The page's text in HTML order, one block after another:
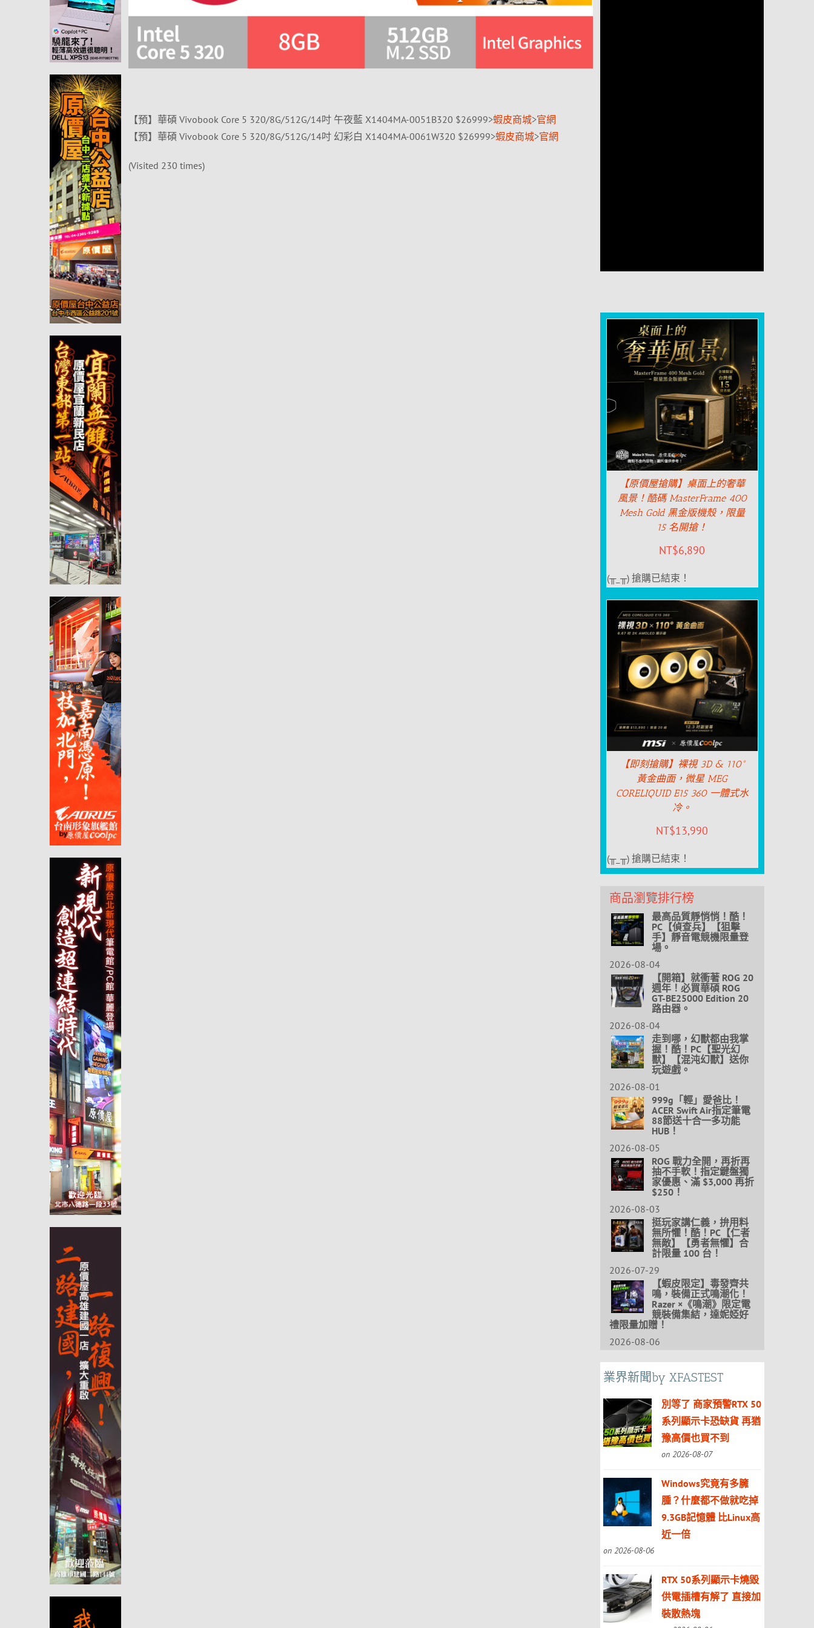
【預】華碩 Vivobook Core 5 320/8G/512G/14吋 午夜藍 X1404MA-0051B320 $26999>蝦皮商城>官網
【預】華碩 Vivobook Core 5 320/8G/512G/14吋 幻彩白 X1404MA-0061W320 $26999>蝦皮商城>官網
(Visited 230 times)
【原價屋搶購】桌面上的奢華
風景！酷碼 MasterFrame 400
Mesh Gold 黑金版機殼，限量
15 名開搶！
NT$6,890
(╥_╥) 搶購已結束！
【即刻搶購】裸視 3D & 110°
黃金曲面，微星 MEG
CORELIQUID E15 360 一體式水
冷。
NT$13,990
(╥_╥) 搶購已結束！
商品瀏覽排行榜
最高品質靜悄悄！酷！
PC【偵查兵】【狙擊
手】靜音電競機限量登
場。
2026-08-04
【開箱】就衝著 ROG 20
週年！必買華碩 ROG
GT-BE25000 Edition 20
路由器。
2026-08-04
走到哪，幻獸都由我掌
握！酷！PC【聖光幻
獸】【混沌幻獸】送你
玩遊戲。
2026-08-01
999g「輕」愛爸比！
ACER Swift Air指定筆電
88節送十合一多功能
HUB！
2026-08-05
ROG 戰力全開，再折再
抽不手軟！指定鍵盤獨
家優惠、滿 $3,000 再折
$250！
2026-08-03
挺玩家講仁義，拚用料
無所懼！酷！PC【仁者
無敵】【勇者無懼】合
計限量 100 台！
2026-07-29
【蝦皮限定】毒發齊共
鳴，裝備正式鳴潮化！
Razer ×《鳴潮》限定電
競裝備集結，達妮婭好
禮限量加贈！
2026-08-06
業界新聞by XFASTEST
別等了 商家預警RTX 50
系列顯示卡恐缺貨 再猶
豫高價也買不到
on 2026-08-07
Windows究竟有多臃
腫？什麼都不做就吃掉
9.3GB記憶體 比Linux高
近一倍
on 2026-08-06
RTX 50系列顯示卡燒毀
供電插槽有解了 直接加
裝散熱塊